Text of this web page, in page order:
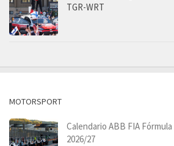
TGR-WRT
MOTORSPORT
Calendario ABB FIA
2026/27